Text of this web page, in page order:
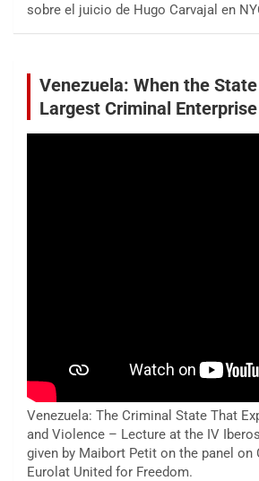
sobre el juicio de Hugo Carvajal en
Venezuela: When the
Largest Criminal Enterprise
Venezuela: The Criminal State That
and Violence – Lecture at the IV
given by Maibort Petit on the panel on
Eurolat United for Freedom.